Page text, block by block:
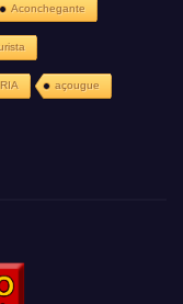
Aconchegante
açougue